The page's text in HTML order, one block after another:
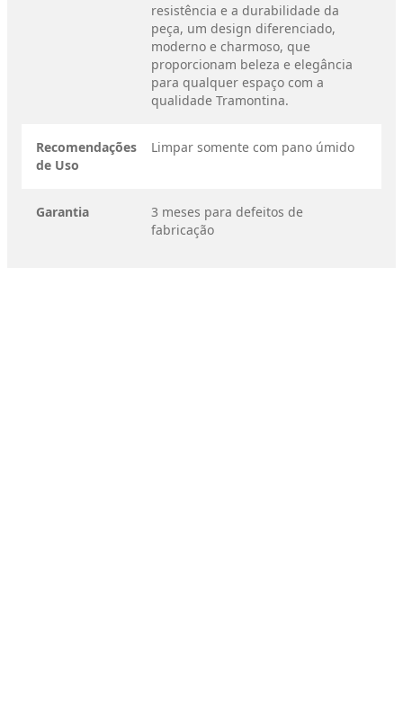
resistência e a durabilidade da
peça, um design diferenciado,
moderno e charmoso, que
proporcionam beleza e elegância
para qualquer espaço com a
qualidade Tramontina.
Recomendações
de Uso
Limpar somente com pano úmido
Garantia
3 meses para defeitos de
fabricação